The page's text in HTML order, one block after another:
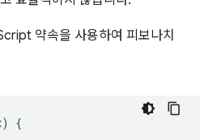
약속을 사용하여 피보나치
)
{